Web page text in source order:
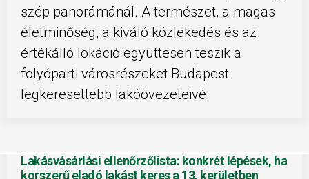
szép panorámánál. A természet, a magas
életminőség, a kiváló közlekedés és az
értékálló lokáció együttesen teszik a
folyóparti városrészeket Budapest
legkeresettebb lakóövezeteivé.
Lakásvásárlási ellenőrzőlista: konkrét lépések, ha
korszerű eladó lakást keres a 13. kerületben